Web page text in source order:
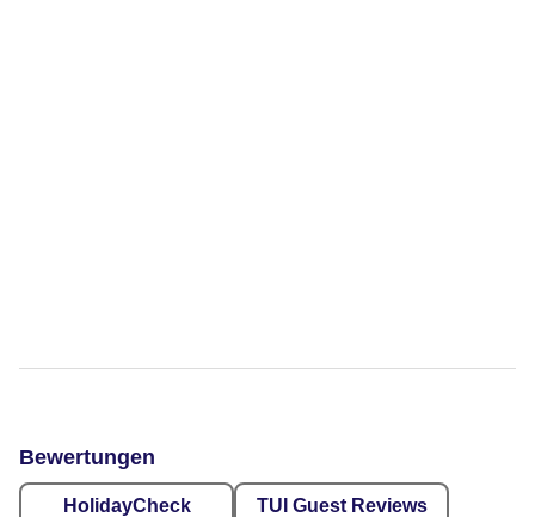
Bewertungen
HolidayCheck TUI Guest Reviews